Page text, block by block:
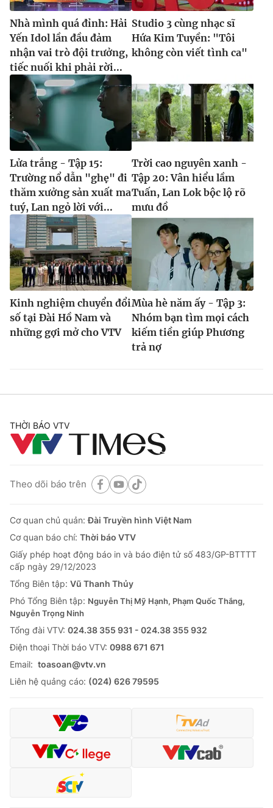
Nhà mình quá đỉnh: Hải
Yến Idol lần đầu đảm
nhận vai trò đội trưởng,
tiếc nuối khi phải rời...
Studio 3 cùng nhạc sĩ
Hứa Kim Tuyền: "Tôi
không còn viết tình ca"
Lửa trắng - Tập 15:
Trường nổ dẫn "ghẹ" đi
thăm xưởng sản xuất ma
tuý, Lan ngỏ lời với...
Trời cao nguyên xanh -
Tập 20: Vân hiểu lầm
Tuấn, Lan Lok bộc lộ rõ
mưu đồ
Kinh nghiệm chuyển đổi
số tại Đài Hồ Nam và
những gợi mở cho VTV
Mùa hè năm ấy - Tập 3:
Nhóm bạn tìm mọi cách
kiếm tiền giúp Phương
trả nợ
THỜI BÁO VTV
Theo dõi báo trên
Cơ quan chủ quản:Đài Truyền hình Việt Nam
Cơ quan báo chí: Thời báo VTV
Giấy phép hoạt động báo in và báo điện tử số 483/GP-BTTTT
cấp ngày 29/12/2023
Tổng Biên tập: Vũ Thanh Thủy
Phó Tổng Biên tập: Nguyễn Thị Mỹ Hạnh, Phạm Quốc Thắng,
Nguyễn Trọng Ninh
Tổng đài VTV: 024.38 355 931 - 024.38 355 932
Ðiện thoại Thời báo VTV: 0988 671 671
Email: toasoan@vtv.vn
Liên hệ quảng cáo: (024) 626 79595